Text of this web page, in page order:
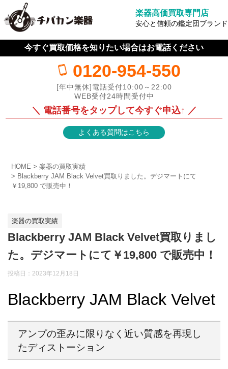
楽器高価買取専門店
安心と信頼の鑑定団ブランド
今すぐ買取価格を知りたい場合はお電話ください
0120-954-550
[年中無休]電話受付10:00～22:00
WEB受付24時間受付中
＼ 電話番号をタップして今すぐ申込↑ ／
よくある質問はこちら
HOME
楽器の買取実績
Blackberry JAM Black Velvet買取りました。デジマートにて
￥19,800 で販売中！
楽器の買取実績
Blackberry JAM Black Velvet買取りまし
た。デジマートにて￥19,800 で販売中！
投稿日：2023年12月18日
Blackberry JAM Black Velvet
アンプの歪みに限りなく近い質感を再現し
たディストーション